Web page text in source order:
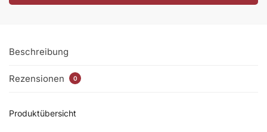
Beschreibung
Rezensionen 0
Produktübersicht